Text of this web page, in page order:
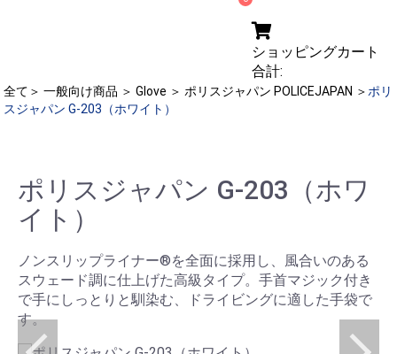
ショッピングカート
合計:
全て ＞ 一般向け商品 ＞ Glove ＞ ポリスジャパン POLICEJAPAN ＞ ポリ
スジャパン G-203（ホワイト）
ポリスジャパン G-203（ホワ
イト）
ノンスリップライナー®を全面に採用し、風合いのある
スウェード調に仕上げた高級タイプ。手首マジック付き
で手にしっとりと馴染む、ドライビングに適した手袋で
す。